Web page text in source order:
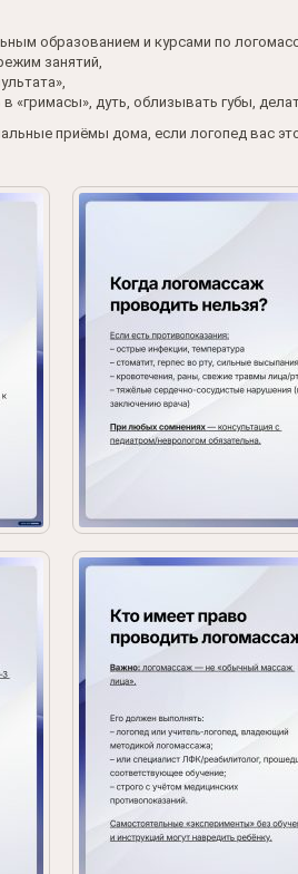
образованием и курсами по
занятий,
в «гримасы», дуть, облизывать губы,
приёмы дома, если логопед вас